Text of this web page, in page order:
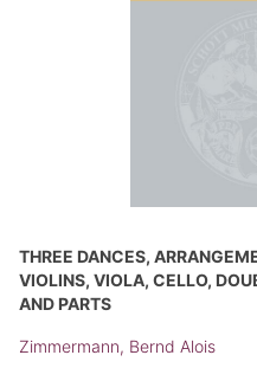
THREE DANCES,
VIOLINS, VIOLA, CELLO,
AND PARTS
Zimmermann, Bernd Alois